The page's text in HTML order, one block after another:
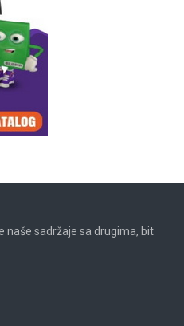
naše sadržaje sa drugima, bit